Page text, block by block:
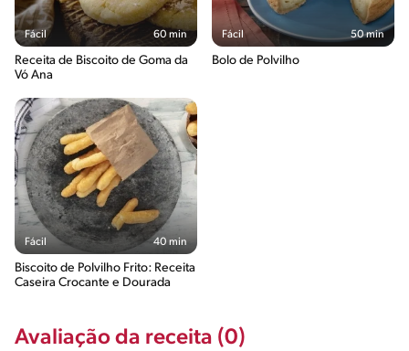
Fácil 60 min
Receita de Biscoito de Goma da
Vó Ana
Fácil 50 min
Bolo de Polvilho
Fácil 40 min
Biscoito de Polvilho Frito: Receita
Caseira Crocante e Dourada
Avaliação da receita (0)